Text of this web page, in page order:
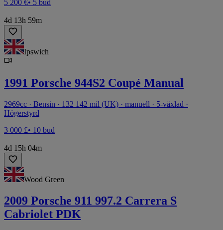
5 200 €• 5 bud
4d 13h 59m
Ipswich
1991 Porsche 944S2 Coupé Manual
2969cc · Bensin · 132 142 mil (UK) · manuell · 5-växlad ·
Högerstyrd
3 000 £• 10 bud
4d 15h 04m
Wood Green
2009 Porsche 911 997.2 Carrera S
Cabriolet PDK